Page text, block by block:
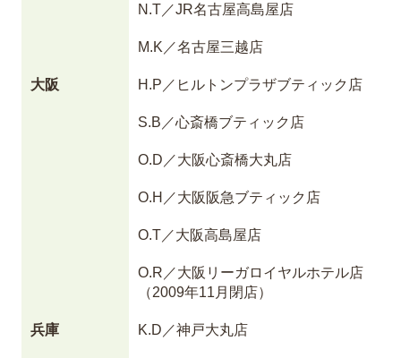
N.T／JR名古屋高島屋店
M.K／名古屋三越店
大阪 H.P／ヒルトンプラザブティック店
S.B／心斎橋ブティック店
O.D／大阪心斎橋大丸店
O.H／大阪阪急ブティック店
O.T／大阪高島屋店
O.R／大阪リーガロイヤルホテル店
（2009年11月閉店）
兵庫 K.D／神戸大丸店